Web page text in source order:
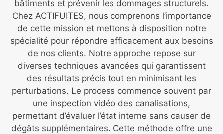
bâtiments et prévenir les dommages structurels.
Chez ACTIFUITES, nous comprenons l’importance
de cette mission et mettons à disposition notre
spécialité pour répondre efficacement aux besoins
de nos clients. Notre approche repose sur
diverses techniques avancées qui garantissent
des résultats précis tout en minimisant les
perturbations. Le process commence souvent par
une inspection vidéo des canalisations,
permettant d’évaluer l’état interne sans causer de
dégâts supplémentaires. Cette méthode offre une